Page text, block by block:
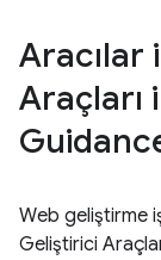
Aracılar
Araçları
Web geliştirme
Geliştirici